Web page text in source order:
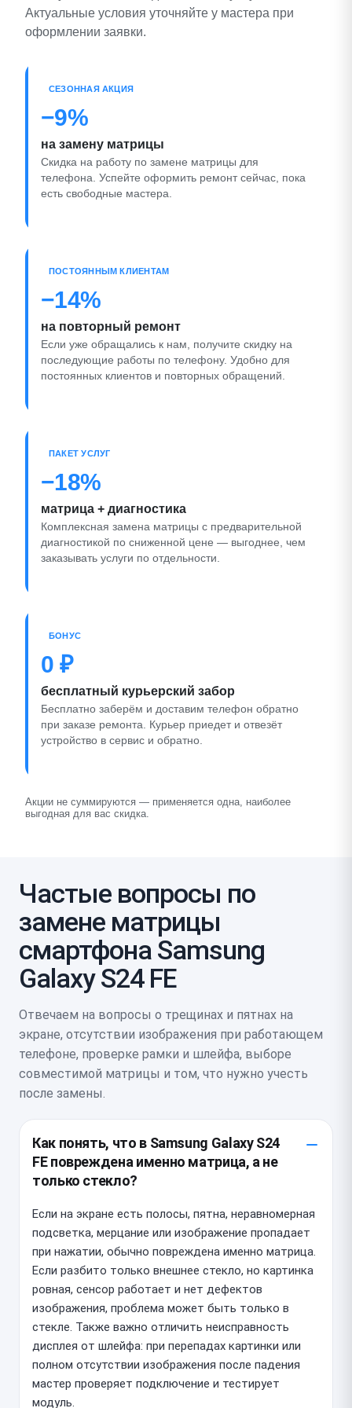
Актуальные условия уточняйте у мастера при
оформлении заявки.
СЕЗОННАЯ АКЦИЯ
−9%
на замену матрицы
Скидка на работу по замене матрицы для
телефона. Успейте оформить ремонт сейчас, пока
есть свободные мастера.
ПОСТОЯННЫМ КЛИЕНТАМ
−14%
на повторный ремонт
Если уже обращались к нам, получите скидку на
последующие работы по телефону. Удобно для
постоянных клиентов и повторных обращений.
ПАКЕТ УСЛУГ
−18%
матрица + диагностика
Комплексная замена матрицы с предварительной
диагностикой по сниженной цене — выгоднее, чем
заказывать услуги по отдельности.
БОНУС
0 ₽
бесплатный курьерский забор
Бесплатно заберём и доставим телефон обратно
при заказе ремонта. Курьер приедет и отвезёт
устройство в сервис и обратно.
Акции не суммируются — применяется одна, наиболее
выгодная для вас скидка.
Частые вопросы по
замене матрицы
смартфона Samsung
Galaxy S24 FE
Отвечаем на вопросы о трещинах и пятнах на
экране, отсутствии изображения при работающем
телефоне, проверке рамки и шлейфа, выборе
совместимой матрицы и том, что нужно учесть
после замены.
Как понять, что в Samsung Galaxy S24
FE повреждена именно матрица, а не
только стекло?
Если на экране есть полосы, пятна, неравномерная
подсветка, мерцание или изображение пропадает
при нажатии, обычно повреждена именно матрица.
Если разбито только внешнее стекло, но картинка
ровная, сенсор работает и нет дефектов
изображения, проблема может быть только в
стекле. Также важно отличить неисправность
дисплея от шлейфа: при перепадах картинки или
полном отсутствии изображения после падения
мастер проверяет подключение и тестирует
модуль.